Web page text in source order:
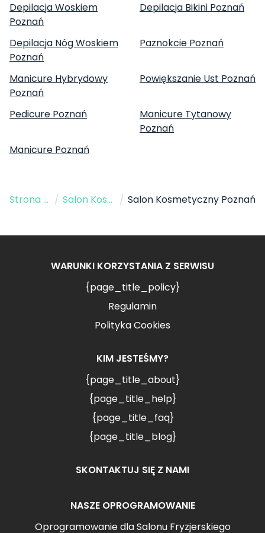
Depilacja Woskiem
Poznań
Depilacja Bikini Poznań
Depilacja Nóg Woskiem
Poznań
Paznokcie Poznań
Manicure Hybrydowy
Poznań
Powiększanie Ust Poznań
Pedicure Poznań
Manicure Tytanowy
Poznań
Manicure Poznań
Strona Główna / Salon Kosmetyczny / Salon Kosmetyczny Poznań
WARUNKI KORZYSTANIA Z SERWISU
{page_title_policy}
Regulamin
Polityka Cookies
KIM JESTEŚMY?
{page_title_about}
{page_title_help}
{page_title_faq}
{page_title_blog}
SKONTAKTUJ SIĘ Z NAMI
NASZE OPROGRAMOWANIE
Oprogramowanie dla Salonu Fryzjerskiego